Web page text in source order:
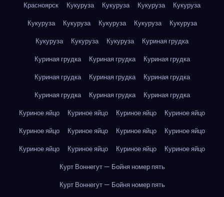
Красноярск
Кукуруза Кукуруза Кукуруза
Кукуруза
Кукуруза
Кукуруза Кукуруза Кукуруза
Кукуруза
Кукуруза
Кукуруза Кукуруза
Куриная грудка
Куриная грудка
Куриная грудка
Куриная грудка
Куриная грудка
Куриная грудка
Куриная грудка
Куриная грудка
Куриная грудка
Куриная грудка
Куриное яйцо
Куриное яйцо Куриное яйцо
Куриное яйцо
Куриное яйцо
Куриное яйцо Куриное яйцо
Куриное яйцо
Куриное яйцо
Куриное яйцо Куриное яйцо
Куриное яйцо
Курт Воннегут — Бойня номер пять
Курт Воннегут — Бойня номер пять